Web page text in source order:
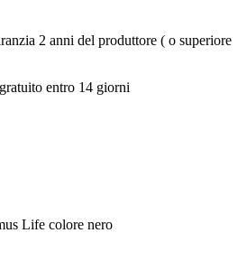
2 anni del produttore ( o superiore
entro 14 giorni
Life colore nero